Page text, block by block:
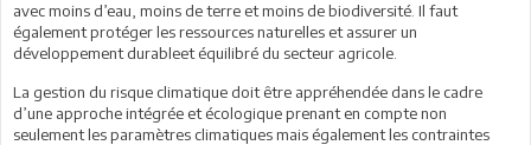
avec moins d’eau, moins de terre et moins de biodiversité. Il faut
également protéger les ressources naturelles et assurer un
développement durableet équilibré du secteur agricole.
La gestion du risque climatique doit être appréhendée dans le cadre
d’une approche intégrée et écologique prenant en compte non
seulement les paramètres climatiques mais également les contraintes